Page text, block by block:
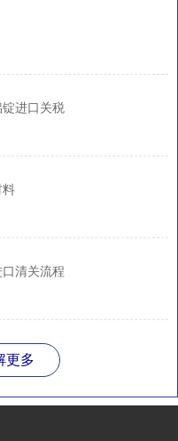
进口关税
料
清关流程
更多